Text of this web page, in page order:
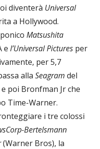
diventerà Universal
a Hollywood.
Matsushita
e l’Universal Pictures per
per 5,7
alla Seagram del
e poi Bronfman Jr che
Time-Warner.
i tre colossi
Bertelsmann
(Warner Bros), la